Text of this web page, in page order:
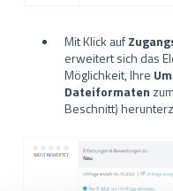
Mit Klick auf
erweitert sich das
Möglichkeit, Ihre
Dateiformaten
Beschnitt)